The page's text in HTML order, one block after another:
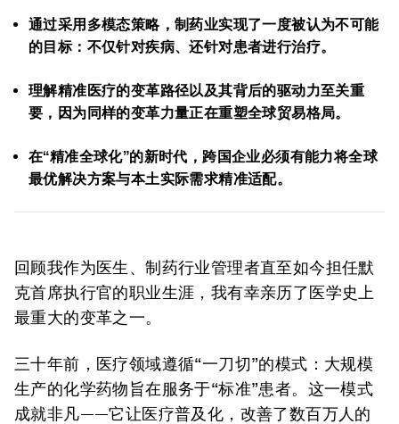
通过采用多模态策略，制药业实现了一度被认为不可能
的目标：不仅针对疾病、还针对患者进行治疗。
理解精准医疗的变革路径以及其背后的驱动力至关重
要，因为同样的变革力量正在重塑全球贸易格局。
在“精准全球化”的新时代，跨国企业必须有能力将全球
最优解决方案与本土实际需求精准适配。
回顾我作为医生、制药行业管理者直至如今担任默
克首席执行官的职业生涯，我有幸亲历了医学史上
最重大的变革之一。
三十年前，医疗领域遵循“一刀切”的模式：大规模
生产的化学药物旨在服务于“标准”患者。这一模式
成就非凡——它让医疗普及化，改善了数百万人的